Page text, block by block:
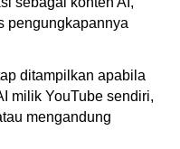
pengungkapannya
ditampilkan apabila
milik YouTube sendiri,
mengandung